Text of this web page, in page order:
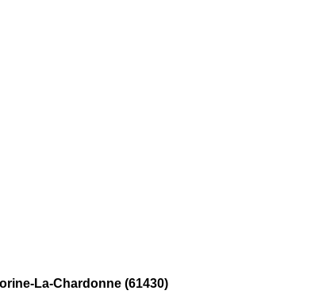
La-Chardonne (61430)